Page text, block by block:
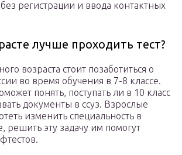
регистрации и ввода контактных
лучше проходить тест?
возраста стоит позаботиться о
во время обучения в 7-8 классе.
понять, поступать ли в 10 класс
документы в ссуз. Взрослые
изменить специальность в
решить эту задачу им помогут